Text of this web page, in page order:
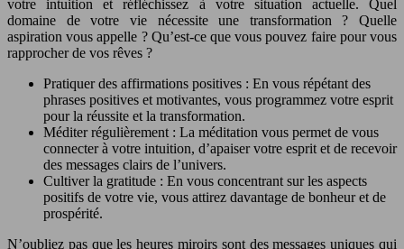
votre intuition et réfléchissez à votre situation actuelle. Quel
domaine de votre vie nécessite une transformation ? Quelle
aspiration vous appelle ? Qu’est-ce que vous pouvez faire pour vous
rapprocher de vos rêves ?
Pratiquer des affirmations positives : En vous répétant des
phrases positives et motivantes, vous programmez votre esprit
pour la réussite et la transformation.
Méditer régulièrement : La méditation vous permet de vous
connecter à votre intuition, d’apaiser votre esprit et de recevoir
des messages clairs de l’univers.
Cultiver la gratitude : En vous concentrant sur les aspects
positifs de votre vie, vous attirez davantage de bonheur et de
prospérité.
N’oubliez pas que les heures miroirs sont des messages uniques qui